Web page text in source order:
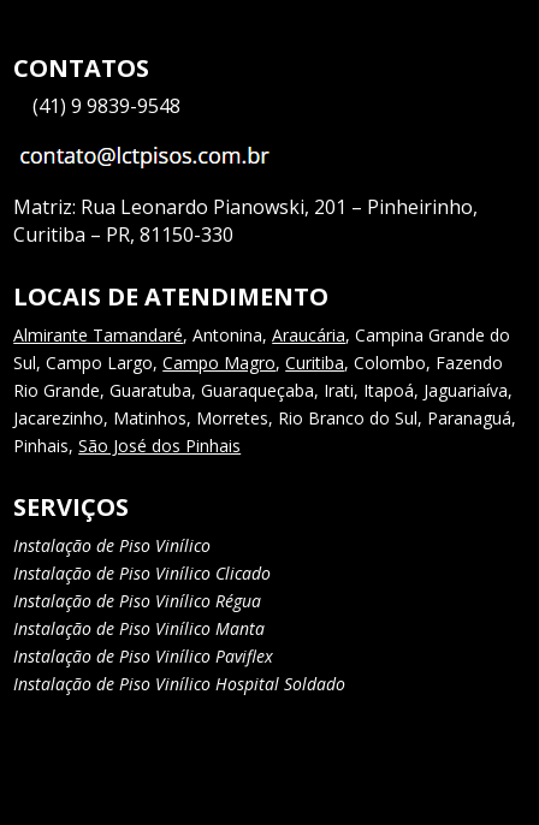
CONTATOS
—(41) 9 9839-9548
Matriz: Rua Leonardo Pianowski, 201 – Pinheirinho,
Curitiba – PR, 81150-330
LOCAIS DE ATENDIMENTO
Almirante Tamandaré, Antonina,Araucária, Campina Grande do
Sul, Campo Largo,Campo Magro,Curitiba, Colombo, Fazendo
Rio Grande, Guaratuba, Guaraqueçaba, Irati, Itapoá, Jaguariaíva,
Jacarezinho, Matinhos, Morretes, Rio Branco do Sul, Paranaguá,
Pinhais,São José dos Pinhais
SERVIÇOS
Instalação de Piso Vinílico
Instalação de Piso Vinílico Clicado
Instalação de Piso Vinílico Régua
Instalação de Piso Vinílico Manta
Instalação de Piso Vinílico Paviflex
Instalação de Piso Vinílico Hospital Soldado